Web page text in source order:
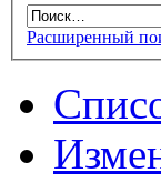
Расширенный